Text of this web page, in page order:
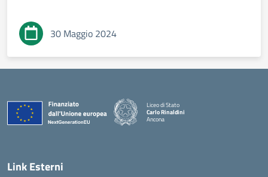
30 Maggio 2024
Liceo di Stato
Carlo Rinaldini
Ancona
Link Esterni